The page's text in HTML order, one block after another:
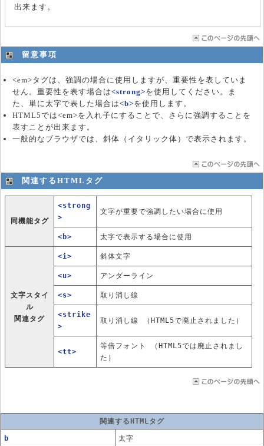
出来ます。
留意事項
<em>タグは、強調の場合に使用しますが、重要性を表していま
せん。重要性を表す場合は<strong>を使用してください。ま
た、単に太字で表した場合は<b>を使用します。
HTML5では<em>を入れ子にすることで、さらに強調することを
表すことが出来ます。
一般的なブラウザでは、斜体（イタリック体）で表示されます。
関連するHTMLタグ
同機能タグ
<strong
>
文字が重要で強調したい場合に使用
<b> 太字で表示する場合に使用
文字スタイ
ル
関連タグ
<i> 斜体文字
<u> アンダーライン
<s> 取り消し線
<strike
>
取り消し線 （HTML5で廃止されました）
<tt>
等倍フォント （HTML5では廃止されまし
た）
関連するHTMLタグ
b 太字